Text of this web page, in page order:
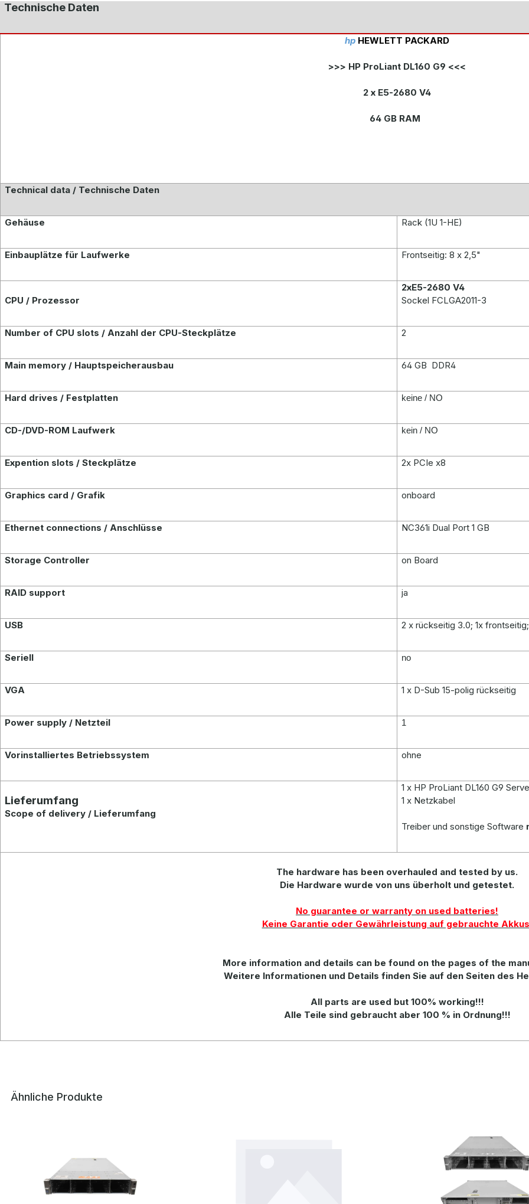
Technische Daten
hp HEWLETT PACKARD
>>> HP ProLiant DL160 G9 <<<
2 x E5-2680 V4
64 GB RAM
Technical data / Technische Daten
Gehäuse Rack (1U 1-HE)
Einbauplätze für Laufwerke Frontseitig: 8 x 2,5"
CPU / Prozessor
2xE5-2680 V4
Sockel FCLGA2011-3
Number of CPU slots / Anzahl der CPU-Steckplätze 2
Main memory / Hauptspeicherausbau 64 GB DDR4
Hard drives / Festplatten keine / NO
CD-/DVD-ROM Laufwerk kein / NO
Expention slots / Steckplätze 2x PCIe x8
Graphics card / Grafik onboard
Ethernet connections / Anschlüsse NC361i Dual Port 1 GB
Storage Controller on Board
RAID support ja
USB 2 x rückseitig 3.0; 1x
Seriell no
VGA 1 x D-Sub 15-polig rückseitig
Power supply / Netzteil 1
Vorinstalliertes Betriebssystem ohne
Lieferumfang
Scope of delivery / Lieferumfang
1 x HP ProLiant DL160 G9
1 x Netzkabel
Treiber und sonstige Software
The hardware has been overhauled and tested by us.
Die Hardware wurde von uns überholt und getestet.
No guarantee or warranty on used batteries!
Keine Garantie oder Gewährleistung auf gebrauchte
More information and details can be found on the pages of the
Weitere Informationen und Details finden Sie auf den Seiten des
All parts are used but 100% working!!!
Alle Teile sind gebraucht aber 100 % in Ordnung!!!
Ähnliche Produkte